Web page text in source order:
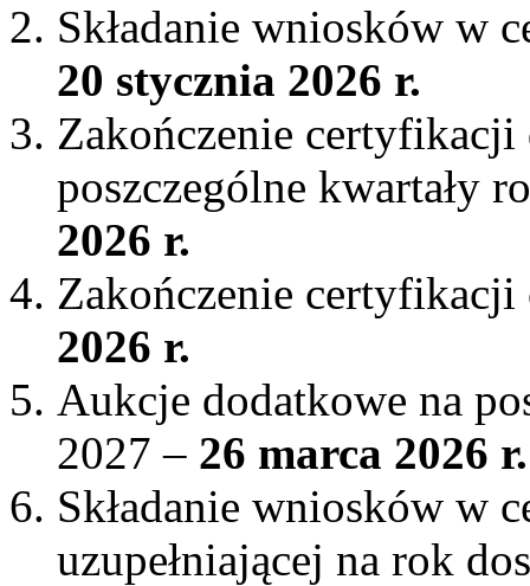
Składanie wniosków w
20 stycznia 2026 r.
Zakończenie
poszczególne kwartały
2026 r.
Zakończenie
2026 r.
Aukcje dodatkowe na
2027 – 26 marca 2026 r.
Składanie wniosków w
uzupełniającej na rok